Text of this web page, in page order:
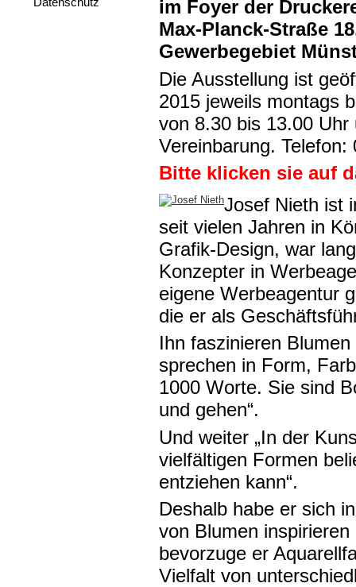
im Foyer der
Max-Planck-Straße
Gewerbegebiet
Die Ausstellung ist
2015 jeweils montags
von 8.30 bis 13.00 Uhr
Vereinbarung. Telefon:
Bitte klicken sie auf
Josef Nieth ist
seit vielen Jahren in
Grafik-Design, war
Konzepter in
eigene Werbeagentur
die er als
Ihn faszinieren
sprechen in Form,
1000 Worte. Sie sind
und gehen“.
Und weiter „In der
vielfältigen Formen
entziehen kann“.
Deshalb habe er sich
von Blumen
bevorzuge er
Vielfalt von